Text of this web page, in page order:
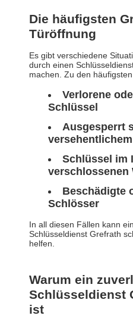
Die häufigsten
Türöffnung
Es gibt verschiedene
durch einen
machen. Zu den
Verlorene
Schlüssel
Ausgesperrt
Schlüssel im
verschlossenen
Beschädigte
Schlösser
In all diesen Fällen kann
Schlüsseldienst Grefrath
helfen.
Warum ein
Schlüsseldienst
ist